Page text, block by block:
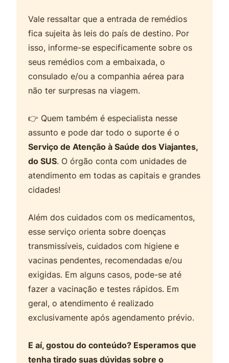
Vale ressaltar que a entrada de remédios
fica sujeita às leis do país de destino. Por
isso, informe-se especificamente sobre os
seus remédios com a embaixada, o
consulado e/ou a companhia aérea para
não ter surpresas na viagem.
👉 Quem também é especialista nesse
assunto e pode dar todo o suporte é o
Serviço de Atenção à Saúde dos Viajantes,
do SUS. O órgão conta com unidades de
atendimento em todas as capitais e grandes
cidades!
Além dos cuidados com os medicamentos,
esse serviço orienta sobre doenças
transmissíveis, cuidados com higiene e
vacinas pendentes, recomendadas e/ou
exigidas. Em alguns casos, pode-se até
fazer a vacinação e testes rápidos. Em
geral, o atendimento é realizado
exclusivamente após agendamento prévio.
E aí, gostou do conteúdo? Esperamos que
tenha tirado suas dúvidas sobre o